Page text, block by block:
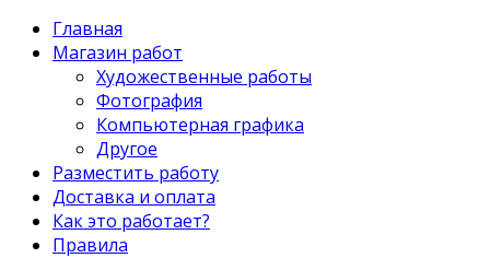
Главная
Магазин работ
Художественные работы
Фотография
Компьютерная графика
Другое
Разместить работу
Доставка и оплата
Как это работает?
Правила